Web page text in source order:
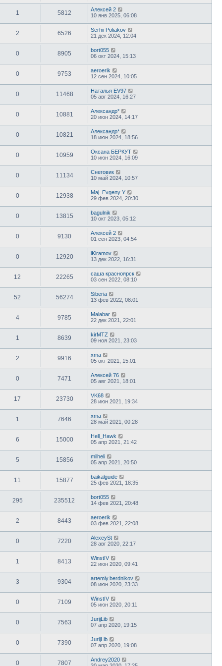
1 5812
Алексей 2
10 янв 2025, 06:08
2 6526
Serhii Poliakov
21 дек 2024, 12:04
0 8905
bort055
06 окт 2024, 15:13
0 9753
aeroerik
12 сен 2024, 10:05
0 11468
Наталья EV97
05 авг 2024, 16:27
0 10881
Александр*
20 июн 2024, 14:17
0 10821
Александр*
18 июн 2024, 18:56
0 10959
Оксана БЕРКУТ
10 июн 2024, 16:09
0 11134
Снеговик
10 май 2024, 10:57
0 12938
Maj. Evgeny Y
29 фев 2024, 20:30
0 13815
bagulnik
10 окт 2023, 05:12
0 9130
Алексей 2
01 сен 2023, 04:54
0 12920
iKiramov
13 дек 2022, 16:31
12 22265
саша красноярск
03 сен 2022, 08:10
52 56274
Siberia
13 фев 2022, 08:01
4 9785
Malabar
22 дек 2021, 22:01
1 8639
kirMTZ
09 ноя 2021, 23:03
2 9916
xma
05 окт 2021, 15:01
0 7471
Алексей 76
05 авг 2021, 18:01
17 23730
VK68
28 июн 2021, 19:34
1 7646
xma
28 май 2021, 00:28
6 15000
Hell_Hawk
05 апр 2021, 21:42
5 15856
milheli
05 апр 2021, 20:50
11 15877
baikalguide
25 фев 2021, 18:35
295 235512
bort055
14 фев 2021, 20:48
2 8443
aeroerik
03 фев 2021, 22:08
0 7220
AlexeySt
28 авг 2020, 22:17
1 8413
WinstIV
22 июн 2020, 09:41
3 9304
artemiy.berdnikov
08 июн 2020, 23:33
0 7109
WinstIV
05 июн 2020, 20:11
0 7563
JurijLib
07 апр 2020, 19:15
0 7390
JurijLib
07 апр 2020, 19:08
0 7807
Andrey2020